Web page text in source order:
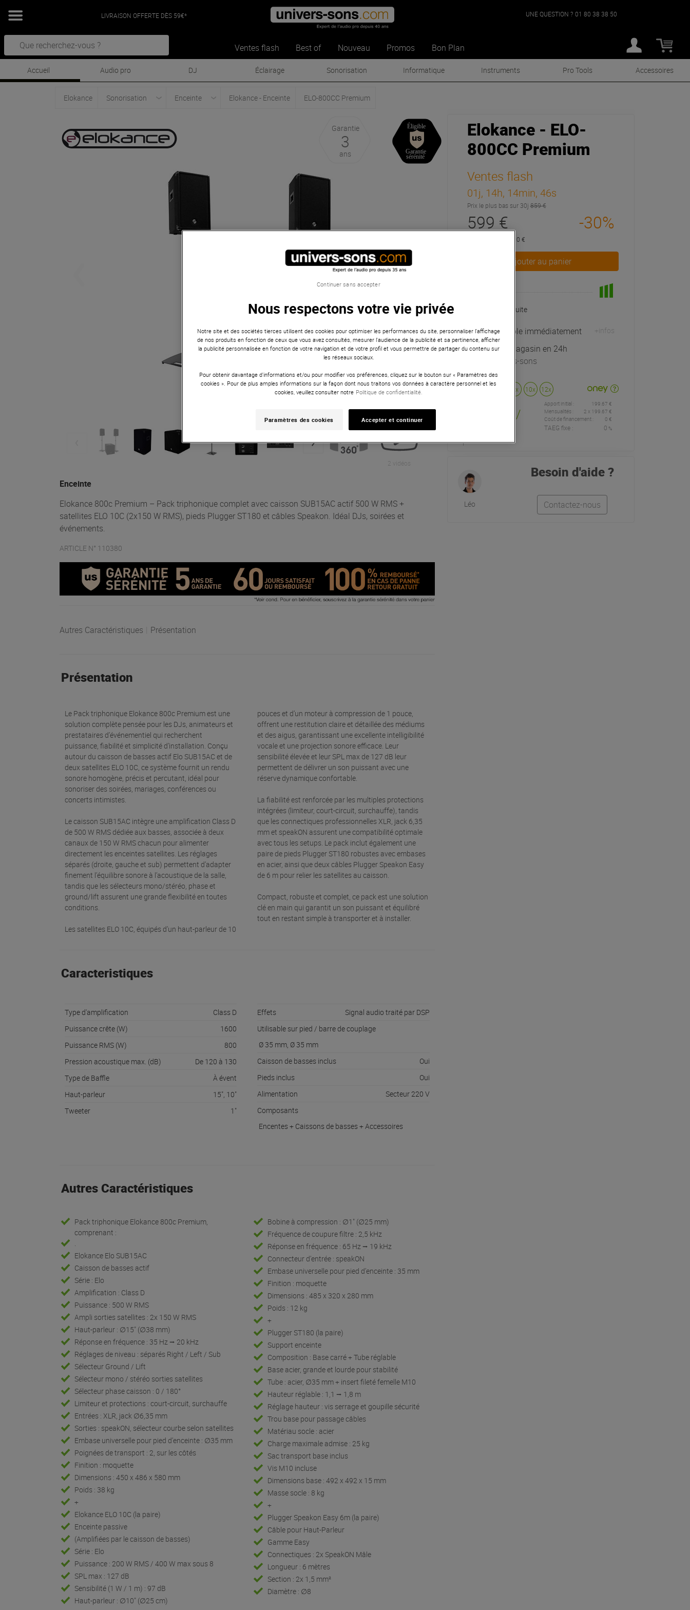
LIVRAISON OFFERTE DÈS 59€*
Ventes flash Best of Nouveau Promos Bon Plan
UNE QUESTION ? 01 80 38 38 50
Accueil Audio pro DJ Éclairage Sonorisation Informatique Instruments Pro Tools Accessoires
Elokance Sonorisation Enceinte Elokance - Enceinte ELO-800CC Premium
Garantie
3
ans
2 vidéos
Enceinte
Elokance 800c Premium – Pack triphonique complet avec caisson SUB15AC actif 500 W RMS +
satellites ELO 10C (2x150 W RMS), pieds Plugger ST180 et câbles Speakon. Idéal DJs, soirées et
événements.
ARTICLE N° 110380
Autres Caractéristiques Présentation
Présentation
Le Pack triphonique Elokance 800c Premium est une
solution complète pensée pour les DJs, animateurs et
prestataires d’événementiel qui recherchent
puissance, fiabilité et simplicité d’installation. Conçu
autour du caisson de basses actif Elo SUB15AC et de
deux satellites ELO 10C, ce système fournit un rendu
sonore homogène, précis et percutant, idéal pour
sonoriser des soirées, mariages, conférences ou
concerts intimistes.
Le caisson SUB15AC intègre une amplification Class D
de 500 W RMS dédiée aux basses, associée à deux
canaux de 150 W RMS chacun pour alimenter
directement les enceintes satellites. Les réglages
séparés (droite, gauche et sub) permettent d’adapter
finement l’équilibre sonore à l’acoustique de la salle,
tandis que les sélecteurs mono/stéréo, phase et
ground/lift assurent une grande flexibilité en toutes
conditions.
Les satellites ELO 10C, équipés d’un haut-parleur de 10
pouces et d’un moteur à compression de 1 pouce,
offrent une restitution claire et détaillée des médiums
et des aigus, garantissant une excellente intelligibilité
vocale et une projection sonore efficace. Leur
sensibilité élevée et leur SPL max de 127 dB leur
permettent de délivrer un son puissant avec une
réserve dynamique confortable.
La fiabilité est renforcée par les multiples protections
intégrées (limiteur, court-circuit, surchauffe), tandis
que les connectiques professionnelles XLR, jack 6,35
mm et speakON assurent une compatibilité optimale
avec tous les setups. Le pack inclut également une
paire de pieds Plugger ST180 robustes avec embases
en acier, ainsi que deux câbles Plugger Speakon Easy
de 6 m pour relier les satellites au caisson.
Compact, robuste et complet, ce pack est une solution
clé en main qui garantit un son puissant et équilibré
tout en restant simple à transporter et à installer.
Caracteristiques
Type d'amplification
Class D
Puissance crête (W)
1600
Puissance RMS (W)
800
Pression acoustique max. (dB)
De 120 à 130
Type de Baffle
À évent
Haut-parleur
15", 10"
Tweeter
1"
Effets
Signal audio traité par DSP
Utilisable sur pied / barre de couplage
Ø 35 mm, Ø 35 mm
Caisson de basses inclus
Oui
Pieds inclus
Oui
Alimentation
Secteur 220 V
Composants
Encentes + Caissons de basses + Accessoires
Autres Caractéristiques
Pack triphonique Elokance 800c Premium,
comprenant :
.
Elokance Elo SUB15AC
Caisson de basses actif
Série : Elo
Amplification : Class D
Puissance : 500 W RMS
Ampli sorties satellites : 2x 150 W RMS
Haut-parleur : ∅15" (∅38 mm)
Réponse en fréquence : 35 Hz ⭢ 20 kHz
Réglages de niveau : séparés Right / Left / Sub
Sélecteur Ground / Lift
Sélecteur mono / stéréo sorties satellites
Sélecteur phase caisson : 0 / 180°
Limiteur et protections : court-circuit, surchauffe
Entrées : XLR, jack ∅6,35 mm
Sorties : speakON, sélecteur courbe selon satellites
Embase universelle pour pied d’enceinte : ∅35 mm
Poignées de transport : 2, sur les côtés
Finition : moquette
Dimensions : 450 x 486 x 580 mm
Poids : 38 kg
+
Elokance ELO 10C (la paire)
Enceinte passive
(Amplifiées par le caisson de basses)
Série : Elo
Puissance : 200 W RMS / 400 W max sous 8
SPL max : 127 dB
Sensibilité (1 W / 1 m) : 97 dB
Haut-parleur : ∅10" (∅25 cm)
Bobine à compression : ∅1" (∅25 mm)
Fréquence de coupure filtre : 2,5 kHz
Réponse en fréquence : 65 Hz ⭢ 19 kHz
Connecteur d’entrée : speakON
Embase universelle pour pied d’enceinte : 35 mm
Finition : moquette
Dimensions : 485 x 320 x 280 mm
Poids : 12 kg
+
Plugger ST180 (la paire)
Support enceinte
Composition : Base carré + Tube réglable
Base acier, grande et lourde pour stabilité
Tube : acier, ∅35 mm + insert fileté femelle M10
Hauteur réglable : 1,1 ⭢ 1,8 m
Réglage hauteur : vis serrage et goupille sécurité
Trou base pour passage câbles
Matériau socle : acier
Charge maximale admise : 25 kg
Sac transport base inclus
Vis M10 incluse
Dimensions base : 492 x 492 x 15 mm
Masse socle : 8 kg
+
Plugger Speakon Easy 6m (la paire)
Câble pour Haut-Parleur
Gamme Easy
Connectiques : 2x SpeakON Mâle
Longueur : 6 mètres
Section : 2x 1,5 mm²
Diamètre : ∅8
Elokance - ELO-
800CC Premium
Ventes flash
01j, 14h, 14min, 44s
Prix le plus bas sur 30j 859 €
599 € -30%
dont éco-part : 3,10 €
Ajouter au panier
Livraison Gratuite
Expédiable immédiatement +infos
Retrait magasin en 24h
à Univers-sons
4x 10x 12x
/
Apport initial :
199.67 €
Mensualités :
2 x 199.67 €
Coût de financement :
0 €
TAEG fixe : 0 %
Léo
Besoin d'aide ?
Contactez-nous
Nous respectons votre vie privée
Notre site et des sociétés tierces utilisent des cookies pour optimiser les performances du site, personnaliser l’affichage
de nos produits en fonction de ceux que vous avez consultés, mesurer l'audience de la publicité et sa pertinence, afficher
la publicité personnalisée en fonction de votre navigation et de votre profil et vous permettre de partager du contenu sur
les réseaux sociaux.
Pour obtenir davantage d'informations et/ou pour modifier vos préférences, cliquez sur le bouton sur « Paramètres des
cookies ». Pour de plus amples informations sur la façon dont nous traitons vos données à caractère personnel et les
cookies, veuillez consulter notre Politique de confidentialité.
Paramètres des cookies Accepter et continuer
Continuer sans accepter